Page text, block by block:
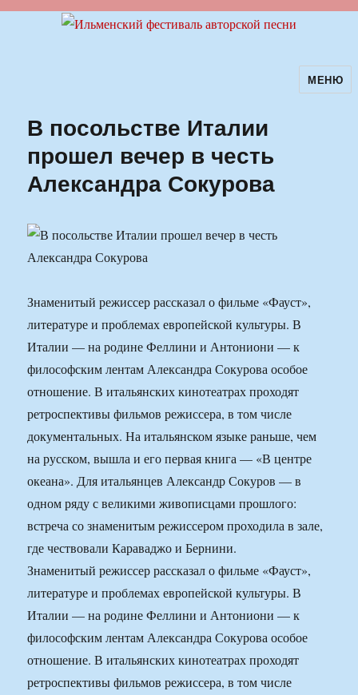
Ильменский фестиваль авторскойМЕНЮ
В посольстве Италии
прошел вечер в честь
Александра Сокурова
Знаменитый режиссер рассказал о фильме «Фауст»,
литературе и проблемах европейской культуры. В
Италии — на родине Феллини и Антониони — к
философским лентам Александра Сокурова особое
отношение. В итальянских кинотеатрах проходят
ретроспективы фильмов режиссера, в том числе
документальных. На итальянском языке раньше, чем
на русском, вышла и его первая книга — «В центре
океана». Для итальянцев Александр Сокуров — в
одном ряду с великими живописцами прошлого:
встреча со знаменитым режиссером проходила в зале,
где чествовали Караваджо и Бернини.
Знаменитый режиссер рассказал о фильме «Фауст»,
литературе и проблемах европейской культуры. В
Италии — на родине Феллини и Антониони — к
философским лентам Александра Сокурова особое
отношение. В итальянских кинотеатрах проходят
ретроспективы фильмов режиссера, в том числе